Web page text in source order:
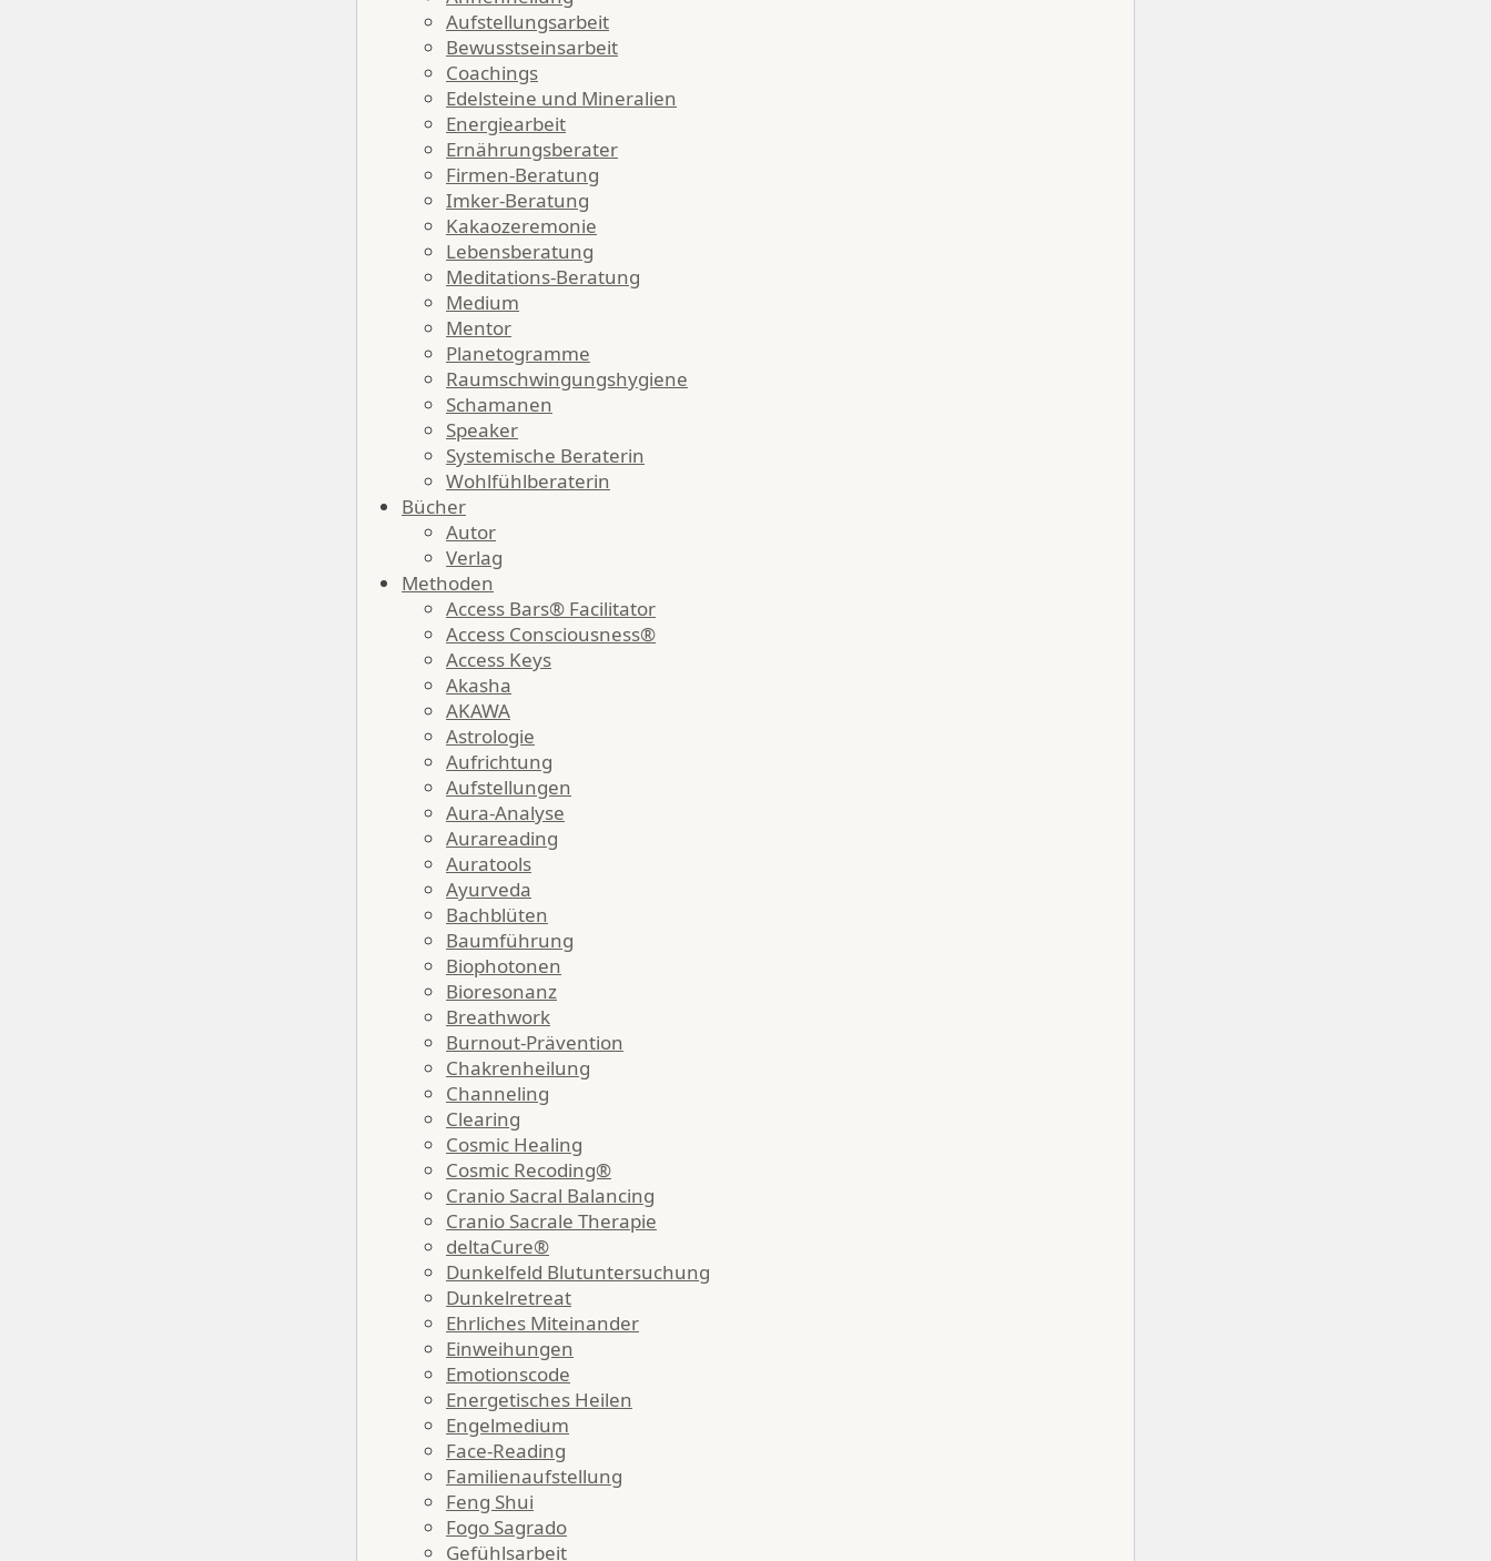
Aufstellungsarbeit
Bewusstseinsarbeit
Coachings
Edelsteine und Mineralien
Energiearbeit
Ernährungsberater
Firmen-Beratung
Imker-Beratung
Kakaozeremonie
Lebensberatung
Meditations-Beratung
Medium
Mentor
Planetogramme
Raumschwingungshygiene
Schamanen
Speaker
Systemische Beraterin
Wohlfühlberaterin
Bücher
Autor
Verlag
Methoden
Access Bars® Facilitator
Access Consciousness®
Access Keys
Akasha
AKAWA
Astrologie
Aufrichtung
Aufstellungen
Aura-Analyse
Aurareading
Auratools
Ayurveda
Bachblüten
Baumführung
Biophotonen
Bioresonanz
Breathwork
Burnout-Prävention
Chakrenheilung
Channeling
Clearing
Cosmic Healing
Cosmic Recoding®
Cranio Sacral Balancing
Cranio Sacrale Therapie
deltaCure®
Dunkelfeld Blutuntersuchung
Dunkelretreat
Ehrliches Miteinander
Einweihungen
Emotionscode
Energetisches Heilen
Engelmedium
Face-Reading
Familienaufstellung
Feng Shui
Fogo Sagrado
Gefühlsarbeit